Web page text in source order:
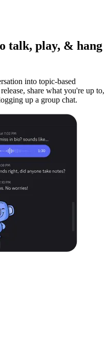
talk, play, & hang
into topic-based
share what you're up to,
up a group chat.